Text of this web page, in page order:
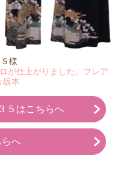
様
が仕上がりました。フレア
坂本
５はこちらへ
へ